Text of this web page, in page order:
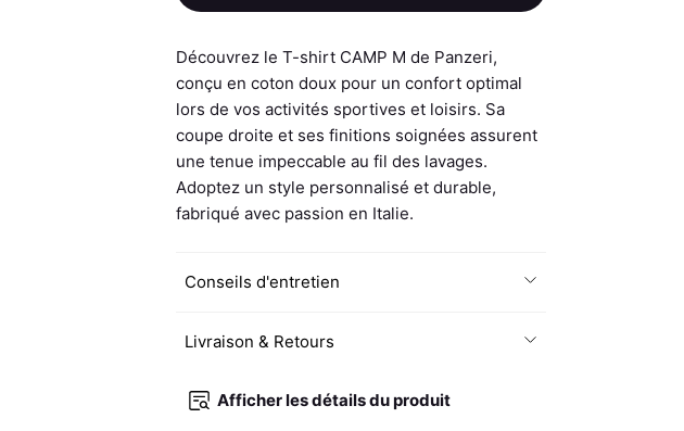
M
-
Personnalisé
Découvrez le T-shirt CAMP M de Panzeri,
conçu en coton doux pour un confort optimal
lors de vos activités sportives et loisirs. Sa
coupe droite et ses finitions soignées assurent
une tenue impeccable au fil des lavages.
Adoptez un style personnalisé et durable,
fabriqué avec passion en Italie.
Conseils d'entretien
Livraison & Retours
Afficher les détails du produit